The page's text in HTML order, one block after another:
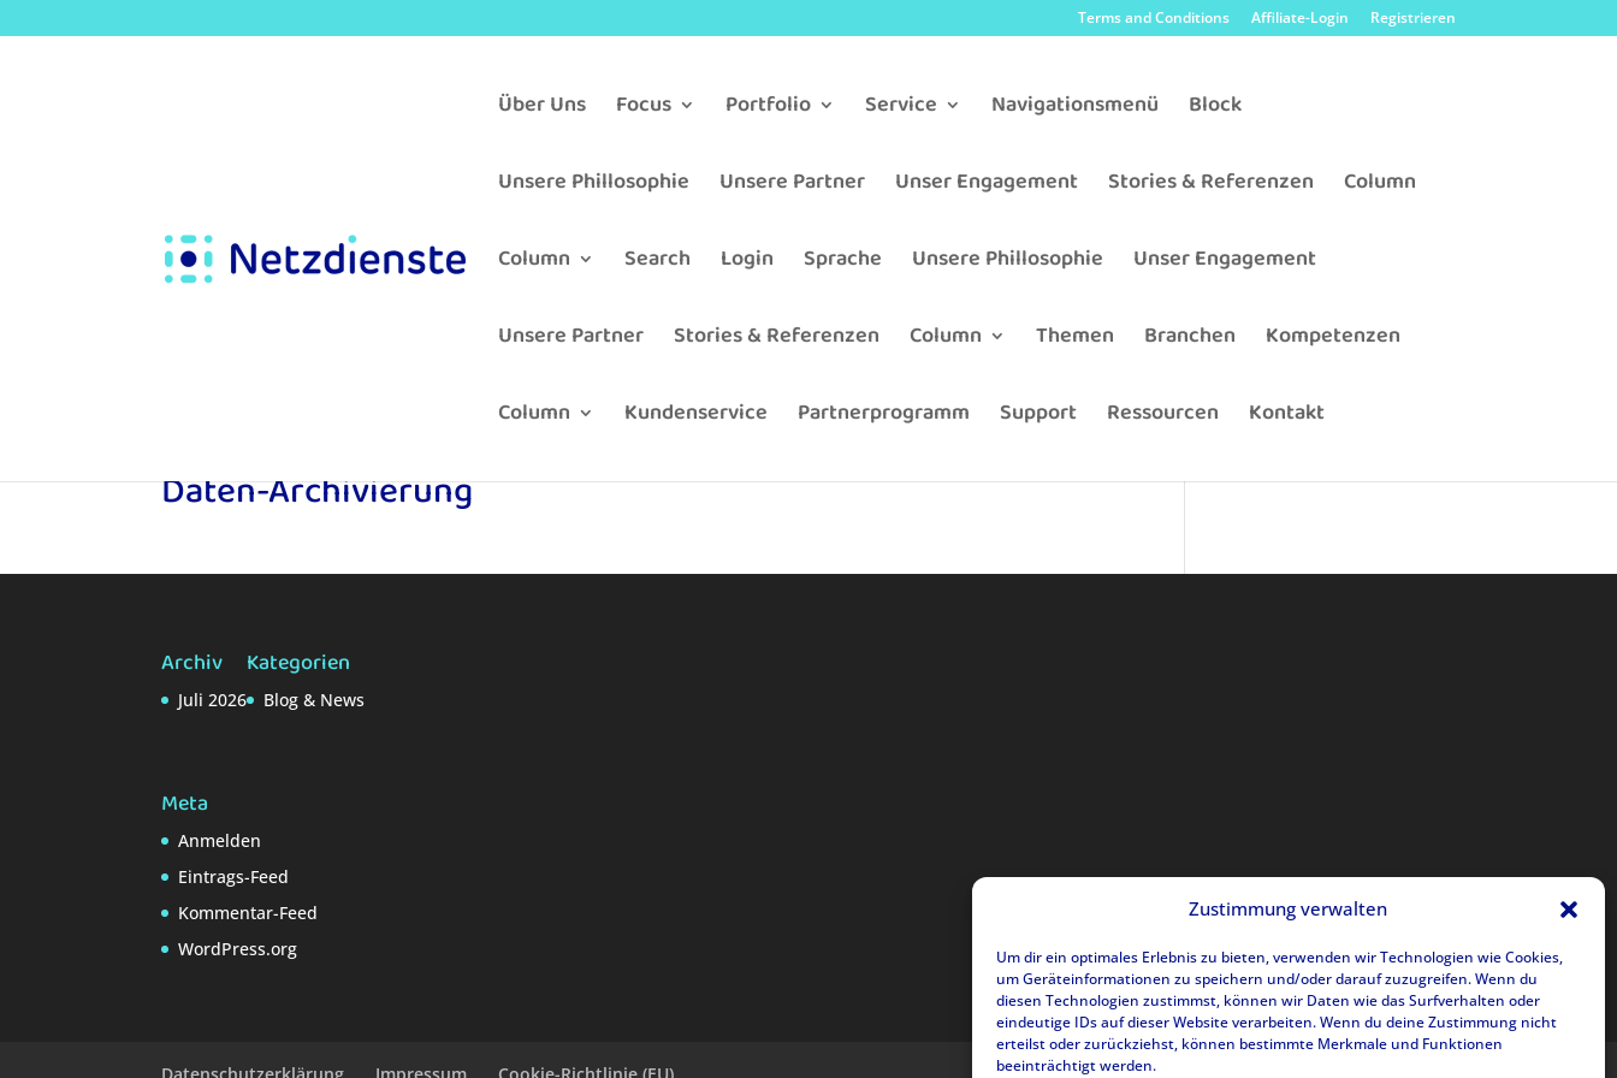
Zustimmung verwalten
Um dir ein optimales Erlebnis zu bieten, verwenden wir Technologien wie Cookies,
um Geräteinformationen zu speichern und/oder darauf zuzugreifen. Wenn du
diesen Technologien zustimmst, können wir Daten wie das Surfverhalten oder
eindeutige IDs auf dieser Website verarbeiten. Wenn du deine Zustimmung nicht
erteilst oder zurückziehst, können bestimmte Merkmale und Funktionen
beeinträchtigt werden.
Terms and Conditions Affiliate-Login Registrieren
Über Uns Focus Portfolio Service Navigationsmenü Block
Unsere Phillosophie Unsere Partner Unser Engagement Stories & Referenzen Column
Column Search Login Sprache Unsere Phillosophie Unser Engagement
Unsere Partner Stories & Referenzen Column Themen Branchen Kompetenzen
Column Kundenservice Partnerprogramm Support Ressourcen Kontakt
Daten-Archivierung
Archiv
Juli 2026
Kategorien
Blog & News
Meta
Anmelden
Eintrags-Feed
Kommentar-Feed
WordPress.org